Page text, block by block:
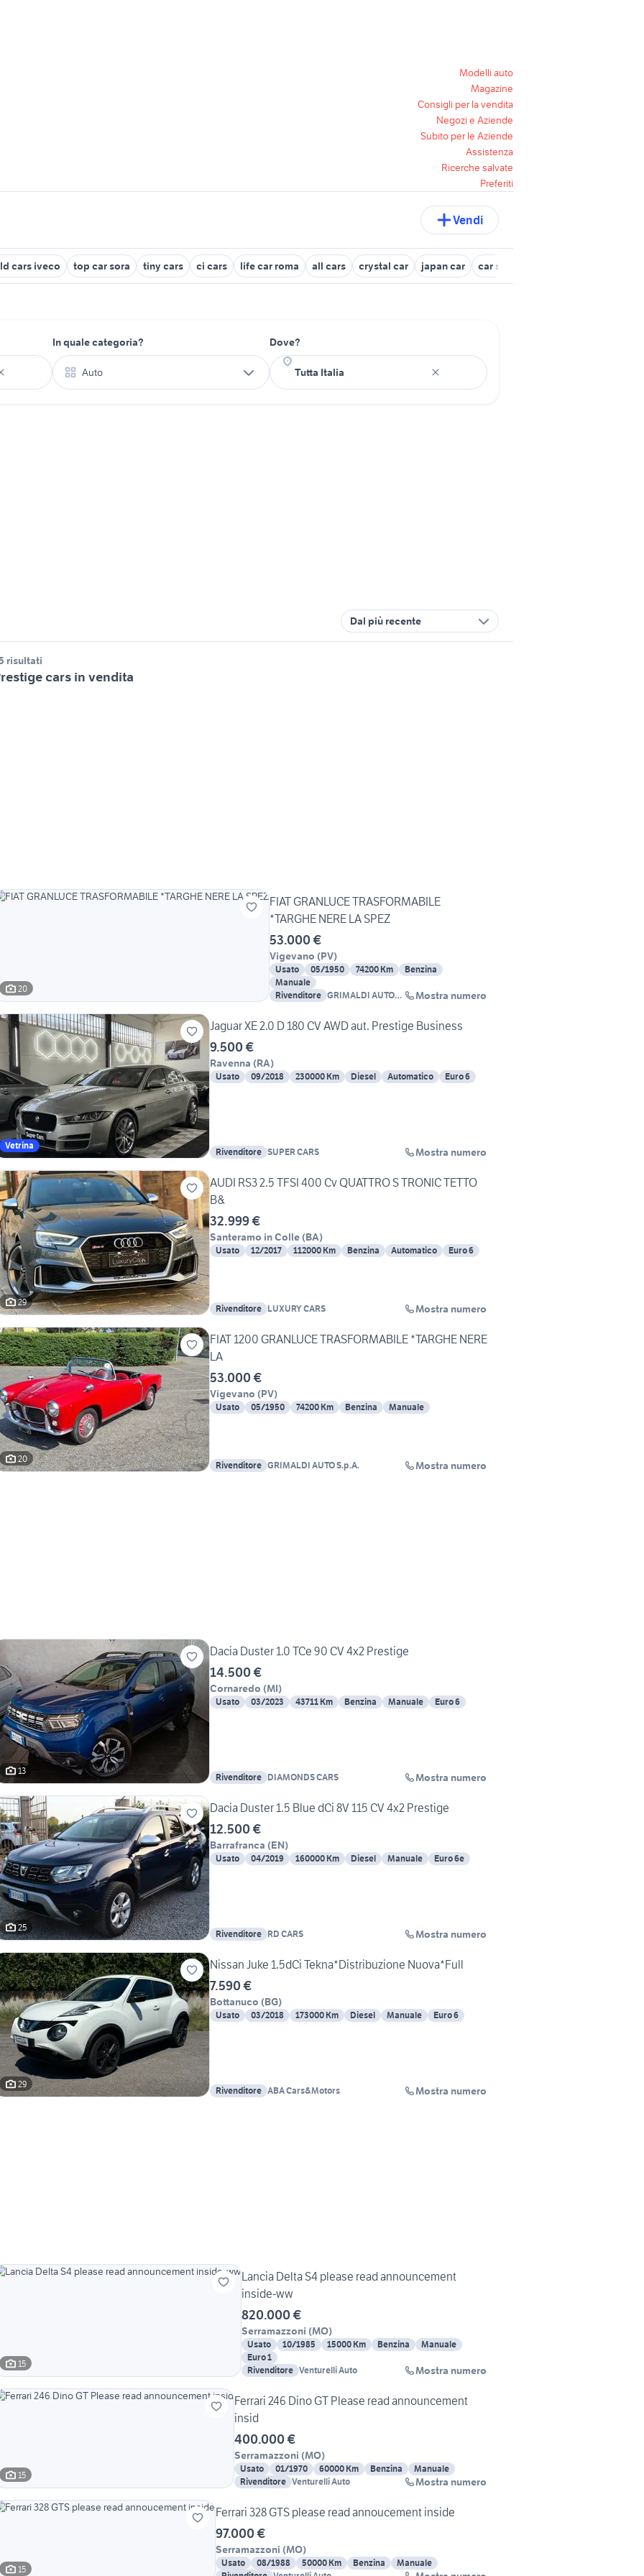
Modelli auto
Magazine
Consigli per la vendita
Negozi e Aziende
Subito per le Aziende
Assistenza
Ricerche salvate
Preferiti
Vendi
cars iveco top car sora tiny cars ci cars life car roma all cars crystal car japan car car show
In quale categoria?
Auto
Dove?
Dal più recente
risultati
cars in vendita
20
FIAT GRANLUCE TRASFORMABILE
*TARGHE NERE LA SPEZ
53.000 €
Vigevano (PV)
Usato 05/1950 74200 Km
Benzina
Manuale
Rivenditore GRIMALDI AUTO
Mostra numero
Vetrina
Jaguar XE 2.0 D 180 CV AWD aut. Prestige Business
9.500 €
Ravenna (RA)
Usato 09/2018 230000 Km Diesel Automatico Euro 6
Rivenditore SUPER CARS Mostra numero
29
AUDI RS3 2.5 TFSI 400 Cv QUATTRO S TRONIC TETTO
B&
32.999 €
Santeramo in Colle (BA)
Usato 12/2017 112000 Km Benzina Automatico Euro 6
Rivenditore LUXURY CARS Mostra numero
20
FIAT 1200 GRANLUCE TRASFORMABILE *TARGHE NERE
LA
53.000 €
Vigevano (PV)
Usato 05/1950 74200 Km Benzina Manuale
Rivenditore GRIMALDI AUTO S.p.A. Mostra numero
13
Dacia Duster 1.0 TCe 90 CV 4x2 Prestige
14.500 €
Cornaredo (MI)
Usato 03/2023 43711 Km Benzina Manuale Euro 6
Rivenditore DIAMONDS CARS Mostra numero
25
Dacia Duster 1.5 Blue dCi 8V 115 CV 4x2 Prestige
12.500 €
Barrafranca (EN)
Usato 04/2019 160000 Km Diesel Manuale Euro 6e
Rivenditore RD CARS Mostra numero
29
Nissan Juke 1.5dCi Tekna*Distribuzione Nuova*Full
7.590 €
Bottanuco (BG)
Usato 03/2018 173000 Km Diesel Manuale Euro 6
Rivenditore ABA Cars&Motors Mostra numero
15
Lancia Delta S4 please read announcement
inside-ww
820.000 €
Serramazzoni (MO)
Usato 10/1985 15000 Km Benzina
Manuale
Euro 1
Rivenditore Venturelli Auto Mostra numero
15
Ferrari 246 Dino GT Please read announcement
insid
400.000 €
Serramazzoni (MO)
Usato 01/1970 60000 Km Benzina
Manuale
Rivenditore Venturelli Auto Mostra numero
15
Ferrari 328 GTS please read annoucement inside
97.000 €
Serramazzoni (MO)
Usato 08/1988 50000 Km Benzina
Manuale